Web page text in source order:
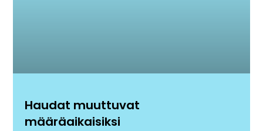
Haudat muuttuvat
määräaikaisiksi